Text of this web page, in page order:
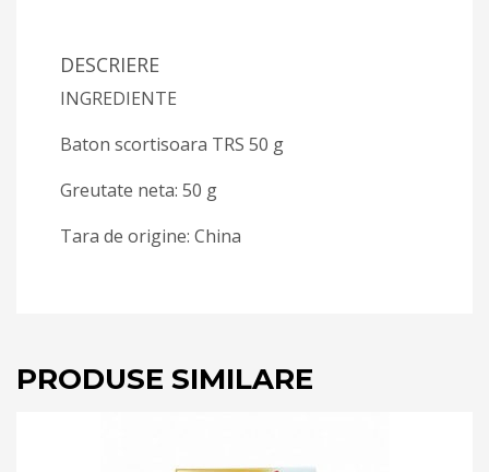
DESCRIERE
INGREDIENTE
Baton scortisoara TRS 50 g
Greutate neta: 50 g
Tara de origine: China
PRODUSE SIMILARE